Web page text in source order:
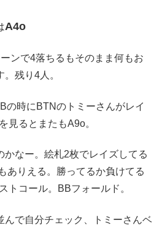
A4o
ンで4落ちるもそのまま何もお
残り4人。
の時にBTNのトミーさんがレイ
見るとまたもA9o。
かなー。絵札2枚でレイズしてる
ありえる。勝ってるか負けてる
トコール。BBフォールド。
んで自分チェック、トミーさんベ